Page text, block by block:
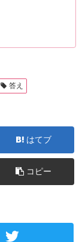
答え
はてブ
コピー